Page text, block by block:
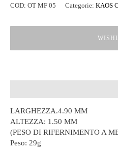
COD: OT MF 05 Categorie: KAOS
LARGHEZZA.4.90 MM
ALTEZZA: 1.50 MM
(PESO DI RIFERNIMENTO A
Peso: 29g